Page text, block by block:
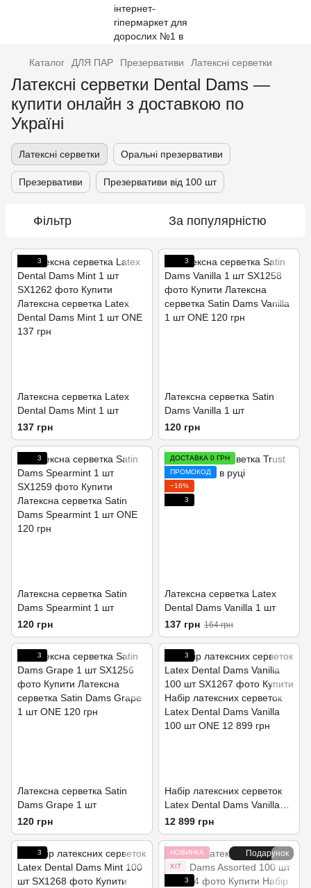
Каталог ДЛЯ ПАР Презервативи Латексні серветки
Латексні серветки Dental Dams —
купити онлайн з доставкою по
Україні
Латексні серветки Оральні презервативи
Презервативи Презервативи від 100 шт
Фільтр За популярністю
3
Латексна серветка Latex
Dental Dams Mint 1 шт
137 грн
3
Латексна серветка Satin
Dams Vanilla 1 шт
120 грн
3
Латексна серветка Satin
Dams Spearmint 1 шт
120 грн
ДОСТАВКА 0 ГРН
ПРОМОКОД
−16%
3
Латексна серветка Latex
Dental Dams Vanilla 1 шт
137 грн 164 грн
3
Латексна серветка Satin
Dams Grape 1 шт
120 грн
3
Набір латексних серветок
Latex Dental Dams Vanilla
100 шт
12 899 грн
3 Подарунок
НОВИНКА
ХІТ
3